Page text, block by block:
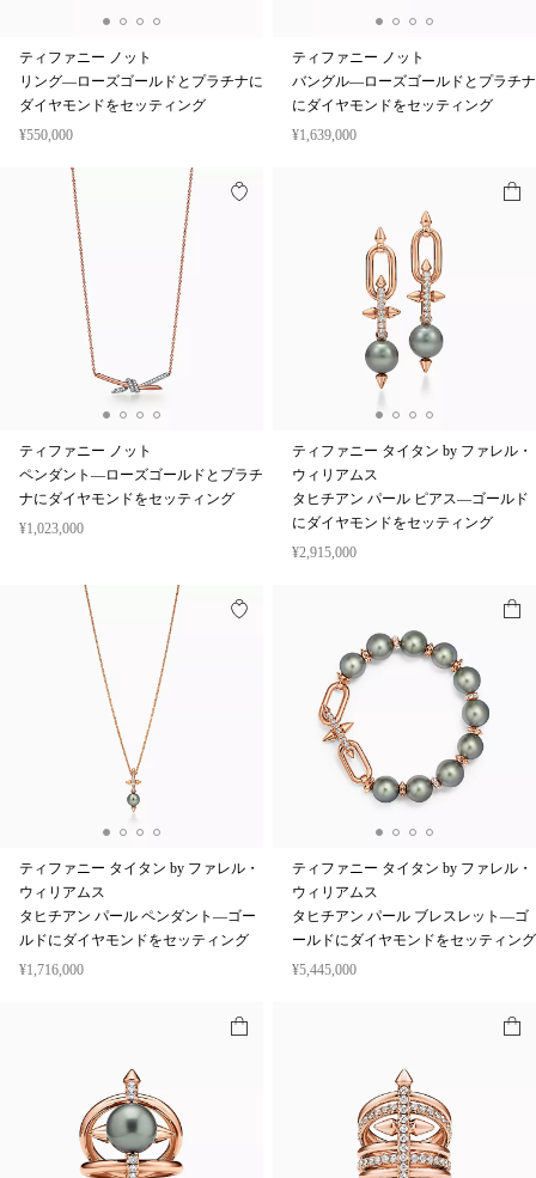
ティファニー ノット
リング—ローズゴールドとプラチナに
ダイヤモンドをセッティング
¥550,000
ティファニー ノット
バングル—ローズゴールドとプラチナ
にダイヤモンドをセッティング
¥1,639,000
ティファニー ノット
ペンダント—ローズゴールドとプラチ
ナにダイヤモンドをセッティング
¥1,023,000
ティファニー タイタン by ファレル・
ウィリアムス
タヒチアン パール ピアス—ゴールド
にダイヤモンドをセッティング
¥2,915,000
ティファニー タイタン by ファレル・
ウィリアムス
タヒチアン パール ペンダント—ゴー
ルドにダイヤモンドをセッティング
¥1,716,000
ティファニー タイタン by ファレル・
ウィリアムス
タヒチアン パール ブレスレット—ゴ
ールドにダイヤモンドをセッティング
¥5,445,000